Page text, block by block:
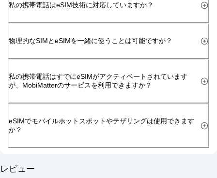
私の携帯電話はeSIM技術に対応していますか？
物理的なSIMとeSIMを一緒に使うことは可能ですか？
私の携帯電話はすでにeSIMがアクティベートされています
が、MobiMatterのサービスを利用できますか？
eSIMでモバイルホットスポットやテザリングは使用できます
か？
レビュー